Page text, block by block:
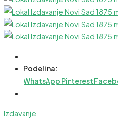
Podeli na:
WhatsApp Pinterest
Izdavanje